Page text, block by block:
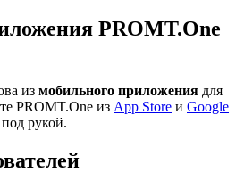
PROMT.One
из мобильного приложения для
PROMT.One из App Store и Google
рукой.